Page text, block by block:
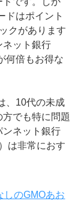
ドはポイント
クがあります
ネット銀行
何倍もお得な
、10代の未成
でも特に問題
ンネット銀行
は非常におす
しのGMOあお